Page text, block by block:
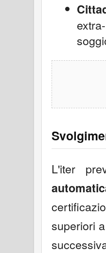
L'iter
superiori